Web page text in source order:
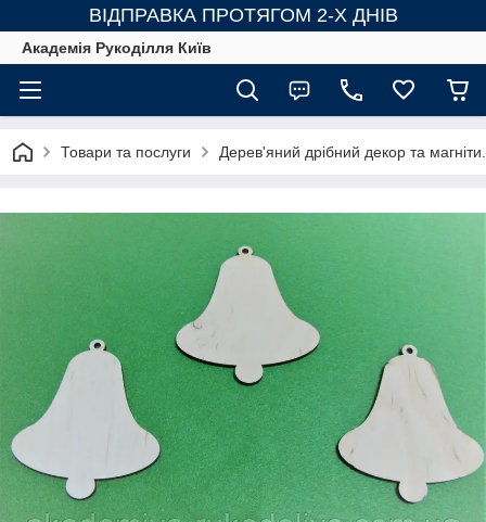
ВІДПРАВКА ПРОТЯГОМ 2-Х ДНІВ
Академія Рукоділля Київ
Товари та послуги Дерев'яний дрібний декор та магніти.